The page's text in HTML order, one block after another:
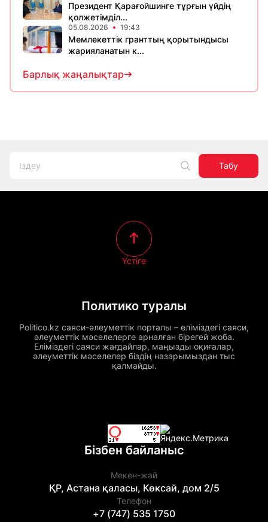
Президент Қарағойшинге тұрғын үйдің
қолжетімділ...
05.08.2026 19:43
Мемлекеттік гранттың қорытындысы
жарияланатын к...
Барлық жаңалықтар
Табу
Политико туралы
Politico.kz саяси-әлеуметтік порталы – еліміздегі саяси,
әлеуметтік мәселелерге арналған бірегей жоба.
Еліміздегі саяси жағдайлар, маңызды оқиғалар,
әлеуметтік мәселелер біздің назарымыздан тыс
қалмайды.
Үстіге
Бізбен байланыс
Мекен-жай
ҚР, Астана қаласы, Көксай, дом 2/5
Телефон
+7 (747) 535 1750